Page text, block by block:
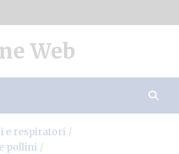
Web
e respiratori
pollini